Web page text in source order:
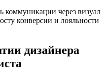
коммуникации через визуал
конверсии и лояльности
дизайнера